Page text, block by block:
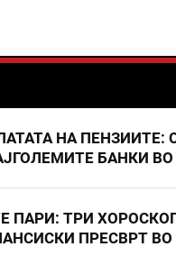
НА ПЕНЗИИТЕ:
БАНКИ
ПАРИ: ТРИ
ПРЕСВРТ ВО